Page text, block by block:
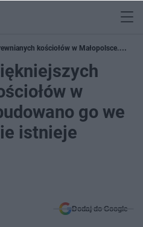
kościołów w Małopolsce.
[GALERIA]
w
go we
istnieje
Dodaj do Google